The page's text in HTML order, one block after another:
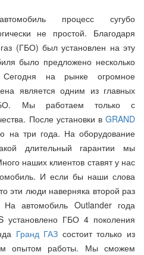
процесс сугубо
не простой. Благодаря
(ГБО) был установлен на эту
было предложено несколько
Сегодня на рынке огромное
является одним из главных
Мы работаем только с
После установки в GRAND
на три года. На оборудование
длительный гарантии мы
наших клиентов ставят у нас
И если бы наши слова
эти люди наверняка второй раз
автомобиль Outlander года
установлено ГБО 4 поколения
Гранд ГАЗ состоит только из
опытом работы. Мы сможем